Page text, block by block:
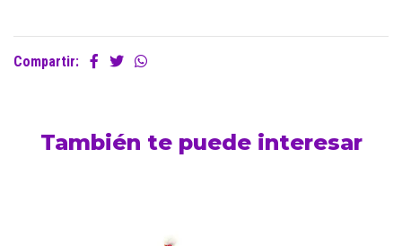
Compartir:
También te puede interesar